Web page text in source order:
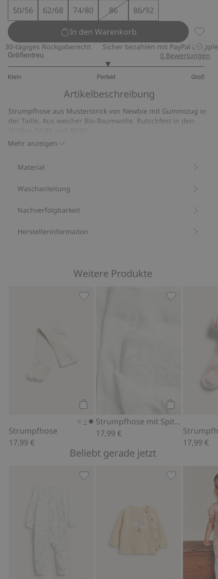
50/56 62/68 74/80 86
86/92
In den Warenkorb
tägiges Rückgaberecht Sicher bezahlen mit PayPal & Apple
Größentreu
Klein Perfekt Groß
von
68
Bewertungen
0 Bewertungen
Artikelbeschreibung
Mehr anzeigen
Strumpfhose aus Musterstrick von Newbie mit Gummizug in
der Taille. Aus weicher Bio-Baumwolle. Rutschfest in den
Mit 81 % Bio-Baumwolle.
Artikelnummer
Material
Waschanleitung
Nachverfolgbarkeit
Herstellerinformaiton
Weitere Produkte
Strumpfhose
17,99 €
Kaufen
Strumpfhose mit Spitze
17,99 €
17,99 €
Beliebt gerade jetzt
Pyjama mit Teddybären, ZuCardigan